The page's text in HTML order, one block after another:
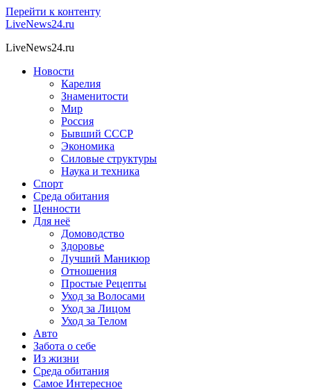
Перейти к контенту
LiveNews24.ru
LiveNews24.ru
Новости
Карелия
Знаменитости
Мир
Россия
Бывший СССР
Экономика
Силовые структуры
Наука и техника
Спорт
Среда обитания
Ценности
Для неё
Домоводство
Здоровье
Лучший Маникюр
Отношения
Простые Рецепты
Уход за Волосами
Уход за Лицом
Уход за Телом
Авто
Забота о себе
Из жизни
Среда обитания
Самое Интересное